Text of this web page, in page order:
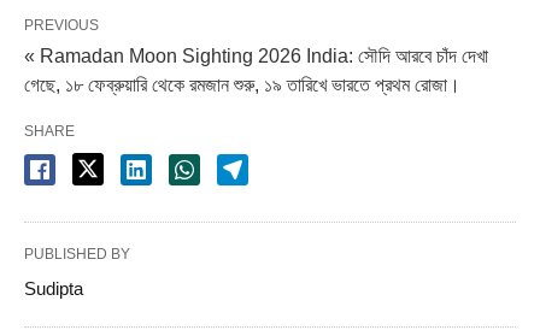
PREVIOUS
« Ramadan Moon Sighting 2026 India: সৌদি আরবে চাঁদ দেখা
গেছে, ১৮ ফেব্রুয়ারি থেকে রমজান শুরু, ১৯ তারিখে ভারতে প্রথম রোজা।
SHARE
PUBLISHED BY
Sudipta